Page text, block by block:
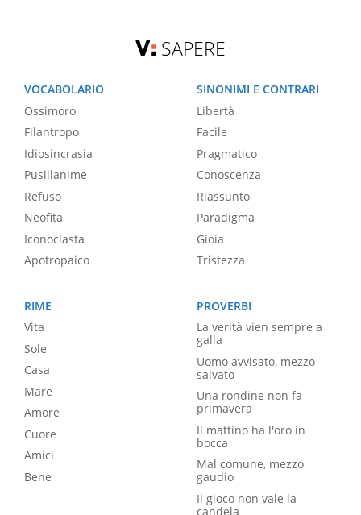
SAPERE
VOCABOLARIO
Ossimoro
Filantropo
Idiosincrasia
Pusillanime
Refuso
Neofita
Iconoclasta
Apotropaico
SINONIMI E CONTRARI
Libertà
Facile
Pragmatico
Conoscenza
Riassunto
Paradigma
Gioia
Tristezza
RIME
Vita
Sole
Casa
Mare
Amore
Cuore
Amici
Bene
PROVERBI
La verità vien sempre a
galla
Uomo avvisato, mezzo
salvato
Una rondine non fa
primavera
Il mattino ha l'oro in
bocca
Mal comune, mezzo
gaudio
Il gioco non vale la
candela